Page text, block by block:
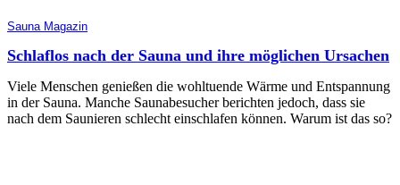
Sauna Magazin
Schlaflos nach der Sauna und ihre möglichen Ursachen
Viele Menschen genießen die wohltuende Wärme und Entspannung
in der Sauna. Manche Saunabesucher berichten jedoch, dass sie
nach dem Saunieren schlecht einschlafen können. Warum ist das so?